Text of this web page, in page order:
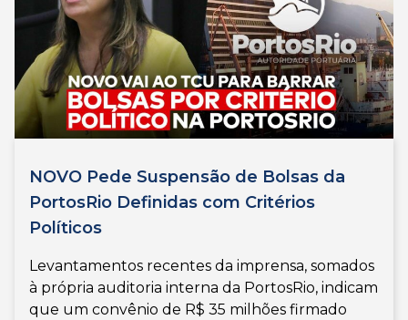
NOVO Pede Suspensão de Bolsas da
PortosRio Definidas com Critérios
Políticos
Levantamentos recentes da imprensa, somados
à própria auditoria interna da PortosRio, indicam
que um convênio de R$ 35 milhões firmado